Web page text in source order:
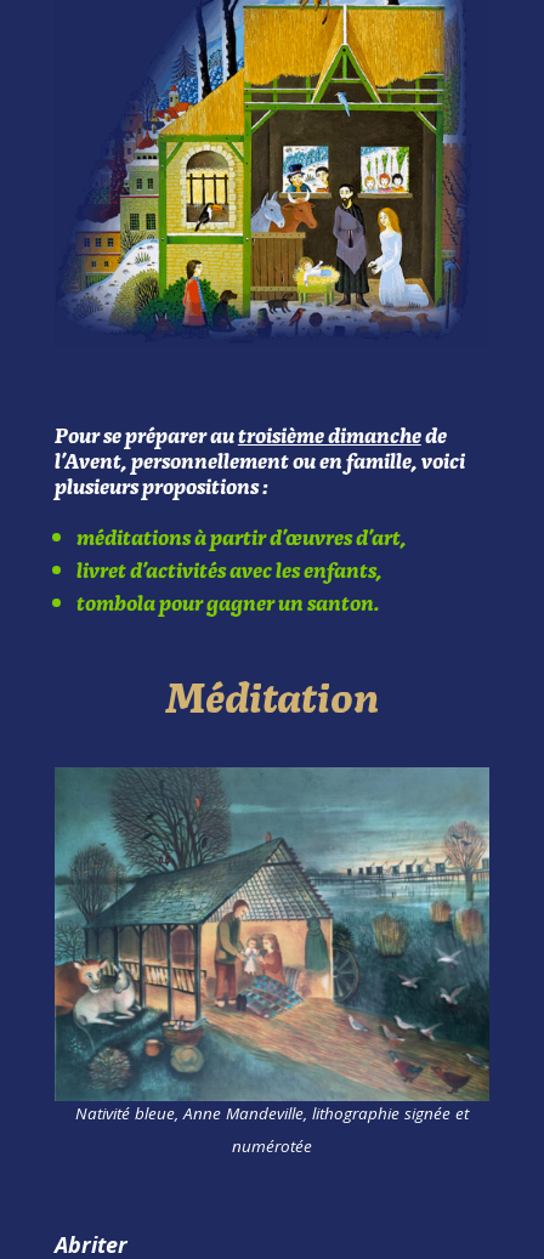
Pour se préparer autroisième dimanchede
l’Avent, personnellement ou en famille,voici
plusieurs propositions :
méditations à partir d’œuvres d’art,
livret d’activités avec les enfants,
tombola pour gagner un santon.
Méditation
Nativité bleue, Anne Mandeville, lithographie signée et
numérotée
Abriter